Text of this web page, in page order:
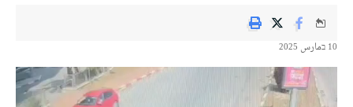
10 בمارس 2025